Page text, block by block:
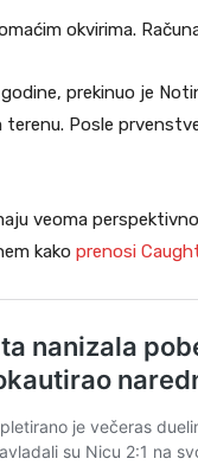
okvirima.
prekinuo je
terenu. Posle
veoma
kako prenosi